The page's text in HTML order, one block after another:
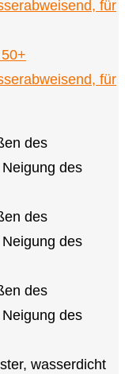
für
des
des
des
des
des
des
wasserdicht